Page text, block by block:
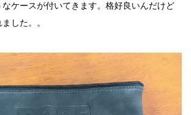
ケースが付いてきます。格好良いんだけど
した。。